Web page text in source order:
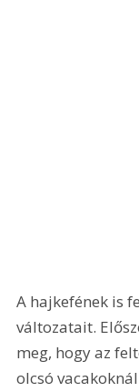
A hajkefének is
változatait.
meg, hogy az
olcsó